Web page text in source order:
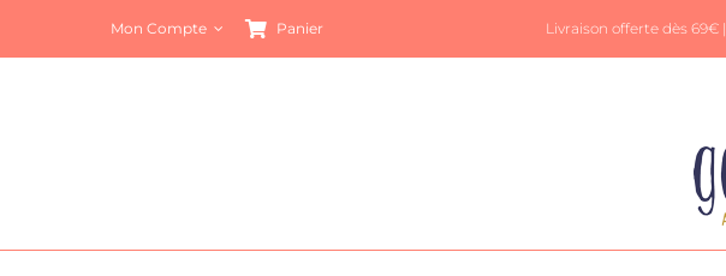
contenu
Mon Compte Panier Livraison offerte dès 69€ |